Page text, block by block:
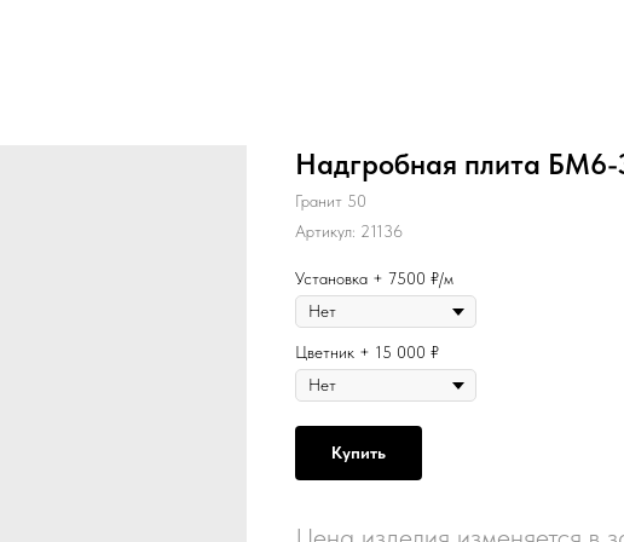
Надгробная плита БМ6-
Гранит 50
Артикул: 21136
Установка + 7500 ₽/м
Цветник + 15 000 ₽
Купить